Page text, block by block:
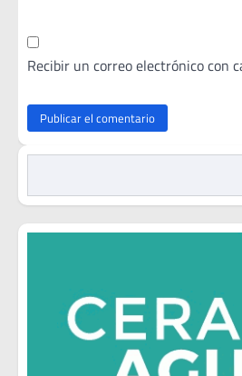
Recibir un correo electrónico con